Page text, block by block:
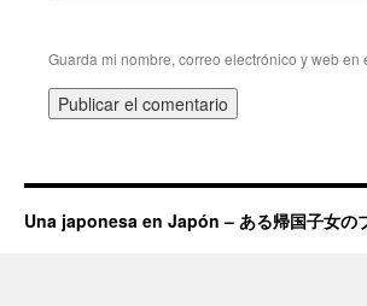
Guarda mi nombre, correo electrónico y web
Una japonesa en Japón – ある帰国子女の